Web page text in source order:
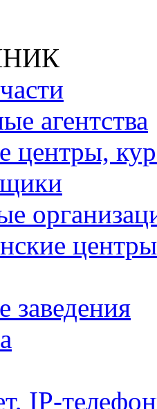
агентства
центры,
центры
заведения
IP-